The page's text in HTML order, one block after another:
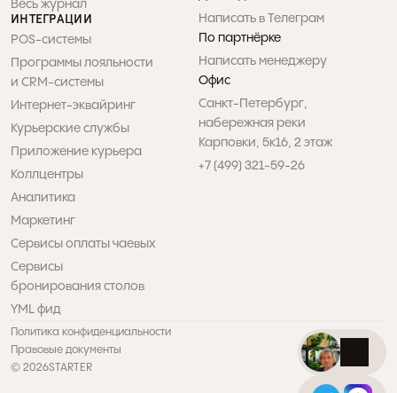
Весь журнал
ИНТЕГРАЦИИ
POS-системы
Программы лояльности
и CRM-системы
Интернет-эквайринг
Курьерские службы
Приложение курьера
Коллцентры
Аналитика
Маркетинг
Сервисы оплаты чаевых
Сервисы
бронирования столов
YML фид
Написать в Телеграм
По партнёрке
Написать менеджеру
Офис
Санкт-Петербург,
набережная реки
Карповки, 5к16, 2 этаж
+7 (499) 321-59-26
© 2026STARTER
Политика конфиденциальности
Правовые документы